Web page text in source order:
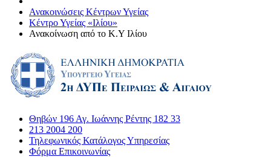
Ανακοινώσεις Κέντρων Υγείας
Κέντρο Υγείας «Ιλίου»
Ανακοίνωση από το Κ.Υ Ιλίου
Θηβών 196 Αγ. Ιωάννης Ρέντης 182 33
213 2004 200
Τηλεφωνικός Κατάλογος Υπηρεσίας
Φόρμα Επικοινωνίας